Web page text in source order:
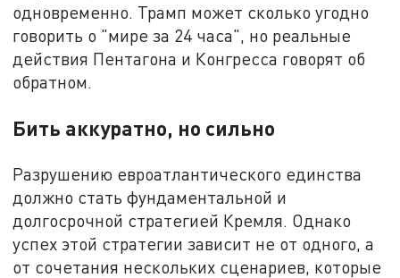
одновременно. Трамп может сколько угодно
говорить о "мире за 24 часа", но реальные
действия Пентагона и Конгресса говорят об
обратном.
Бить аккуратно, но сильно
Разрушению евроатлантического единства
должно стать фундаментальной и
долгосрочной стратегией Кремля. Однако
успех этой стратегии зависит не от одного, а
от сочетания нескольких сценариев, которые